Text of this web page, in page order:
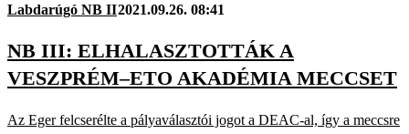
Labdarúgó NB II2021.09.26. 08:41
NB III: ELHALASZTOTTÁK A
VESZPRÉM–ETO AKADÉMIA MECCSET
Az Eger felcserélte a pályaválasztói jogot a DEAC-al, így a meccsre